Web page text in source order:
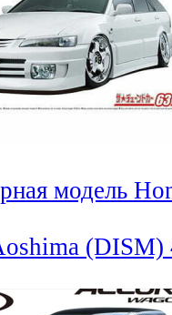
модель
(DISM)